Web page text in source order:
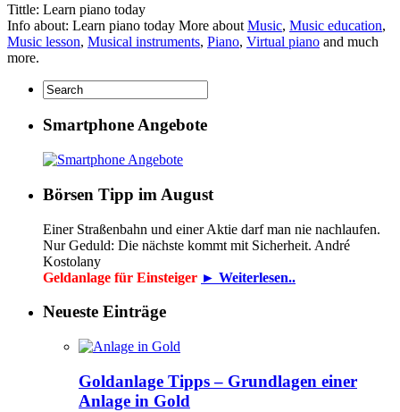
Tittle: Learn piano today
Info about: Learn piano today More about Music, Music education,
Music lesson, Musical instruments, Piano, Virtual piano and much
more.
Smartphone Angebote
Börsen Tipp im August
Einer Straßenbahn und einer Aktie darf man nie nachlaufen.
Nur Geduld: Die nächste kommt mit Sicherheit. André
Kostolany
Geldanlage für Einsteiger ► Weiterlesen..
Neueste Einträge
Goldanlage Tipps – Grundlagen einer
Anlage in Gold